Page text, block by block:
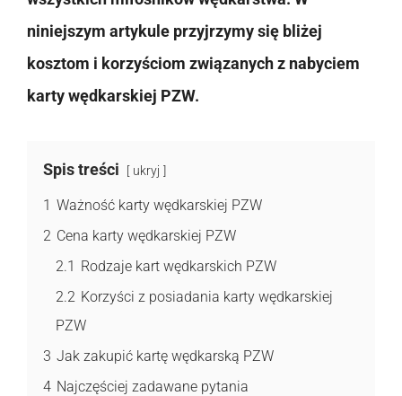
niniejszym artykule przyjrzymy się bliżej
kosztom i korzyściom związanych z nabyciem
karty wędkarskiej PZW.
Spis treści ukryj
1 Ważność karty wędkarskiej PZW
2 Cena karty wędkarskiej PZW
2.1 Rodzaje kart wędkarskich PZW
2.2 Korzyści z posiadania karty wędkarskiej
PZW
3 Jak zakupić kartę wędkarską PZW
4 Najczęściej zadawane pytania